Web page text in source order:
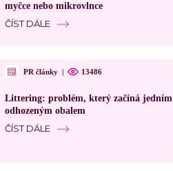
myčce nebo mikrovlnce
ČÍST DÁLE
PR články | 13486
Littering: problém, který začíná jedním
odhozeným obalem
ČÍST DÁLE